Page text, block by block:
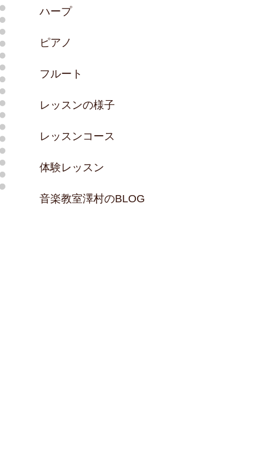
ハープ
ピアノ
フルート
レッスンの様子
レッスンコース
体験レッスン
音楽教室澤村のBLOG